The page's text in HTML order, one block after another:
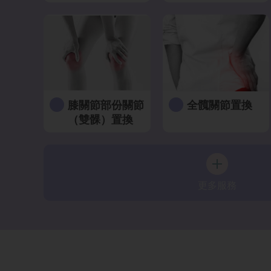
膝關節部份關節
（雙髁）置換
全髖關節置換